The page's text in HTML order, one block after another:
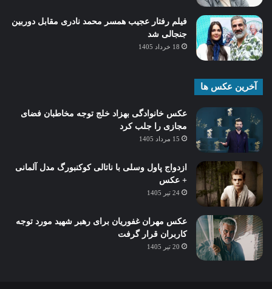
فیلم رفتار عجیب همسر محمد نادری مقابل دوربین
جنجالی شد
18 خرداد 1405
آخرین عکس ها
عکس خانوادگی بهزاد خلج توجه مخاطبان فضای
مجازی را جلب کرد
15 مرداد 1405
ازدواج پاول وسلی با ناتالی کوکنبورگ مدل آلمانی
+ عکس
24 تیر 1405
عکس مهران غفوریان برای رهبر شهید مورد توجه
کاربران قرار گرفت
20 تیر 1405